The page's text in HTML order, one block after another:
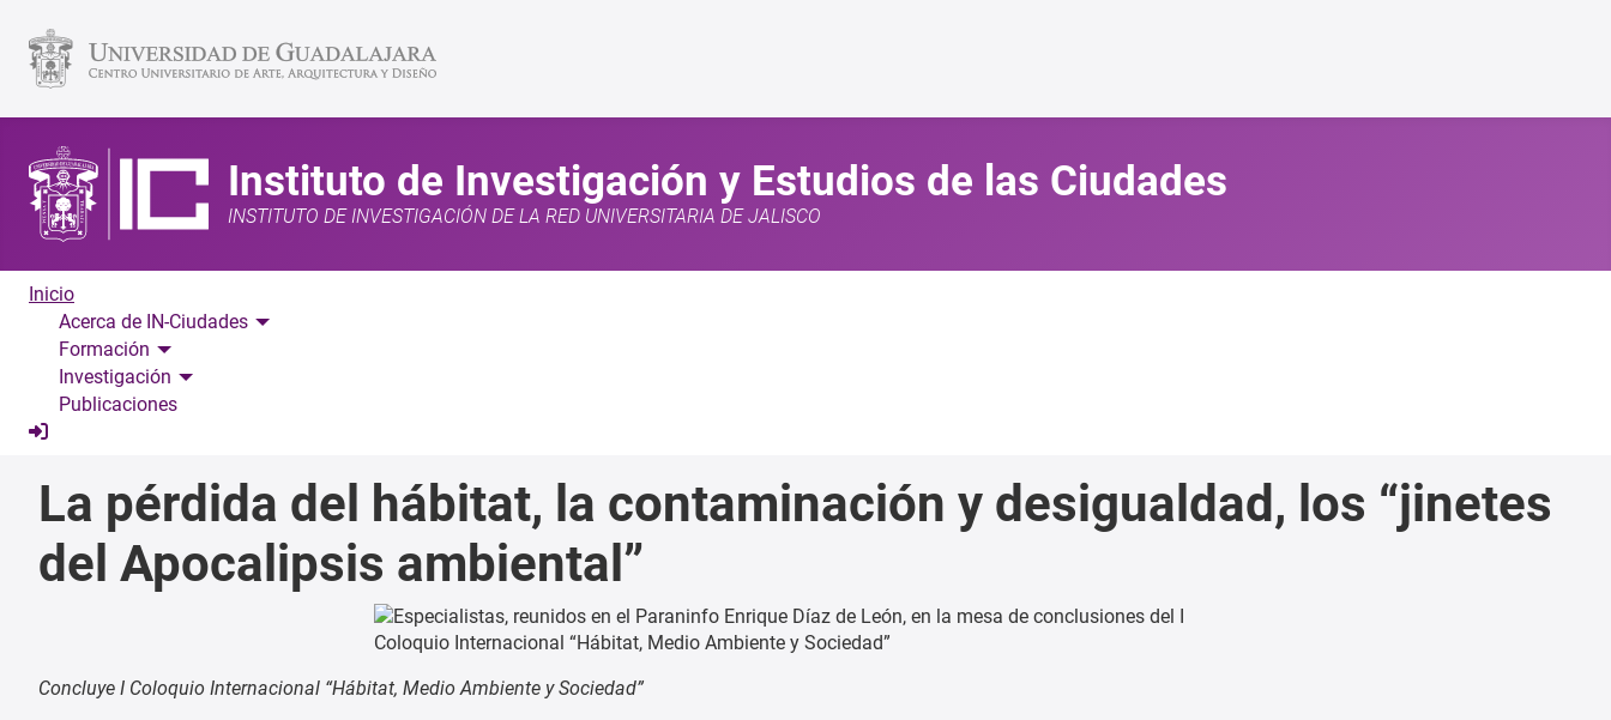
Instituto de Investigación y Estudios de las Ciudades
INSTITUTO DE INVESTIGACIÓN DE LA RED UNIVERSITARIA DE JALISCO
Inicio
Acerca de IN-Ciudades
Formación
Investigación
Publicaciones
La pérdida del hábitat, la contaminación y desigualdad, los “jinetes
del Apocalipsis ambiental”
Concluye I Coloquio Internacional “Hábitat, Medio Ambiente y Sociedad”